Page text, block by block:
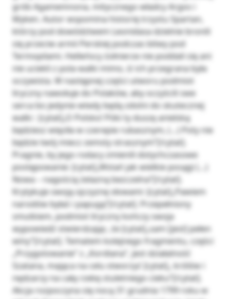
grób Agamemnona, mitycznego władcy Argos i
Myken. Autor wspomina historię trzystu Spartan,
którzy pod dowództwem Leonidasa dzielnie bronili
się przeciw armii Perskiej podczas bitwy pod
Termopilami. Helleńscy żołnierze nie poddali się ani
nie uciekli z pola walki mimo, iż ich przegrana była
oczywista. W następnej części utworu podmiot
liryczny nawołuje do Polaków, aby oczyścili swe
serca bo jedynie wtedy będą zdolni do skutecznej
walki : [cytat]„O Polsko! Póki ty duszę anielską
będziesz więziła w czerepie rubasznym, (…) Poty nie
będzie twój miecz zemsty strasznym”[/cytat].
Pragnie, by jego rodacy zmienili dotychczasowe
postępowanie: [cytat]„Wstań jak wielkie posągi (…)
Nowa – nagością żelazną bezczelna”[/cytat].
Krytykuje swoją ojczyznę słowami :[cytat]„Pawiem
narodów byłaś i papugą”[/cytat]. Przepełniony
smutkiem, podmiot liryczny kończy swoja
wypowiedź stwierdzając, że [cytat]„sam [jest] pełen
winy”[/cytat]. Tematem kolejnego fragmentu, części
„Przygotowanie” z „Kordiana”, jest działalność
Szatana, mająca na celu stworzyć [cytat]„ królów i
nędzarzy na całą rzekę stuletniego cieku”[/cytat].
Akcja rozpoczyna się nocą 31 grudnia 1799 roku w